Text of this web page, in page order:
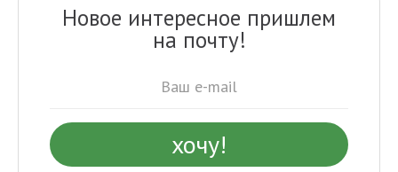
Новое интересное пришлем
на почту!